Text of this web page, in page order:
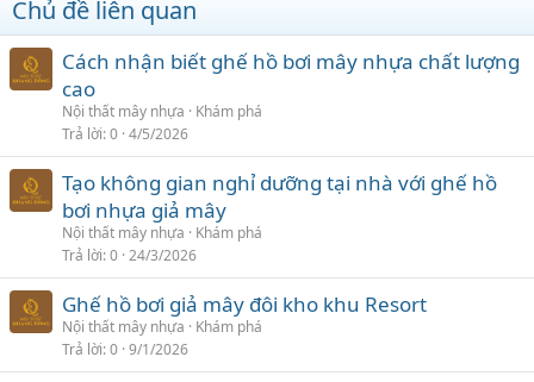
Chủ đề liên quan
Cách nhận biết ghế hồ bơi mây nhựa chất lượng
cao
Nội thất mây nhựa
Khám phá
Trả lời 0 4/5/2026
Tạo không gian nghỉ dưỡng tại nhà với ghế hồ
bơi nhựa giả mây
Nội thất mây nhựa
Khám phá
Trả lời 0 24/3/2026
Ghế hồ bơi giả mây đôi kho khu Resort
Nội thất mây nhựa
Khám phá
Trả lời 0 9/1/2026